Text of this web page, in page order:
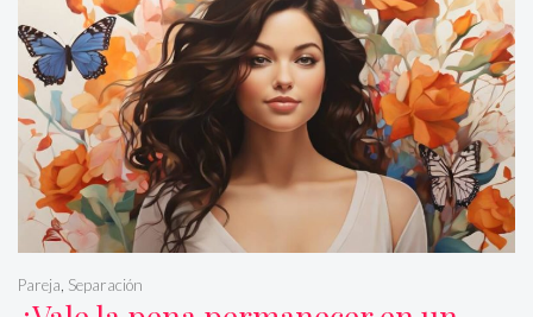
Pareja, Separación